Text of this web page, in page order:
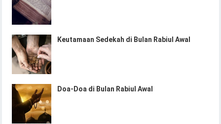
Keutamaan Sedekah di Bulan Rabiul Awal
Doa-Doa di Bulan Rabiul Awal